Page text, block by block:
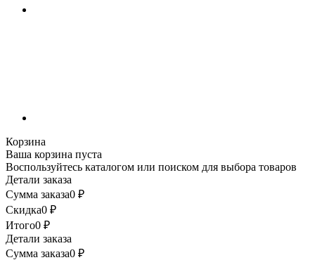
Корзина
Ваша корзина пуста
Воспользуйтесь каталогом или поиском для выбора товаров
Детали заказа
Сумма заказа0 ₽
Скидка0 ₽
Итого0 ₽
Детали заказа
Сумма заказа0 ₽